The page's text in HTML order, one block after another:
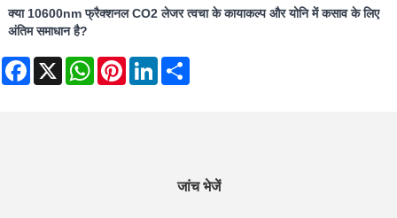
क्या 10600nm फ्रैक्शनल CO2 लेजर त्वचा के कायाकल्प और योनि में कसाव के लिए
अंतिम समाधान है?
Facebook
X WhatsAppPinterestLinkedIn
जांच भेजें